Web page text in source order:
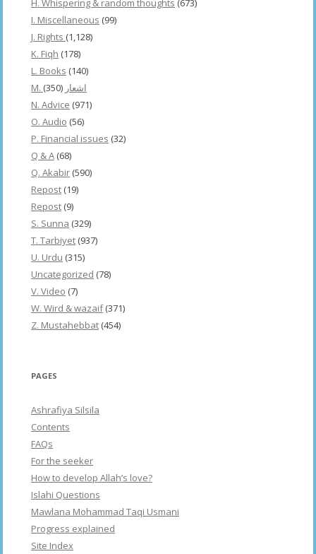
I. Miscellaneous (99)
J. Rights (1,128)
K. Fiqh (178)
L. Books (140)
M. اشعار (350)
N. Advice (971)
O. Audio (56)
P. Financial issues (32)
Q & A (68)
Q. Akabir (590)
Repost (19)
Repost (9)
S. Sunna (329)
T. Tarbiyet (937)
U. Urdu (315)
Uncategorized (78)
V. Video (7)
W. Wird & wazaif(371)
Z. Mustahebbat (454)
PAGES
Ashrafiya Silsila
Contents
FAQs
For the seeker
How to develop Allah’s love?
Islahi Questions
Mawlana Mohammad Taqi Usmani
Progress explained
Site Index